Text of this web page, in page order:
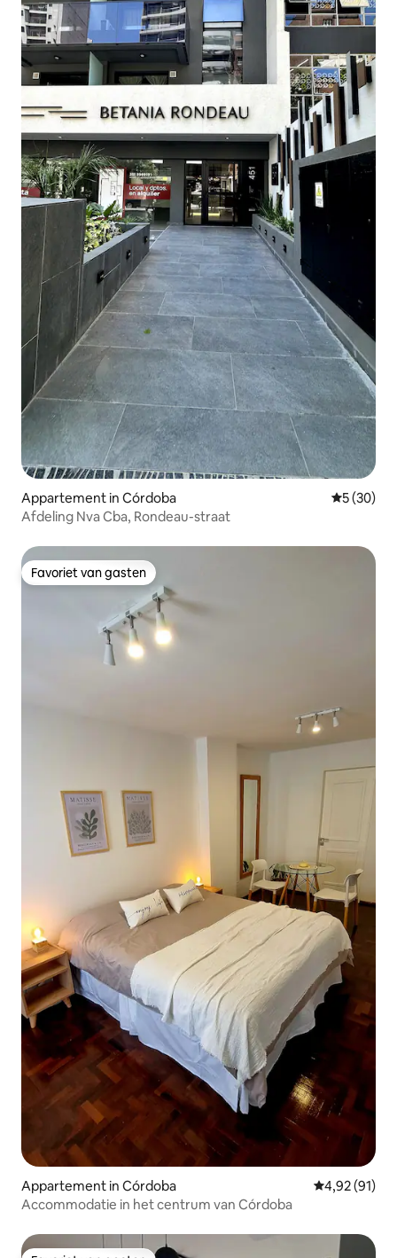
Appartement in Córdoba
5 (30)
Afdeling Nva Cba, Rondeau-straat
Favoriet van gasten
Favoriet van gasten
Appartement in Córdoba Gemiddelde
4,92 (91)
Accommodatie in het centrum van Córdoba